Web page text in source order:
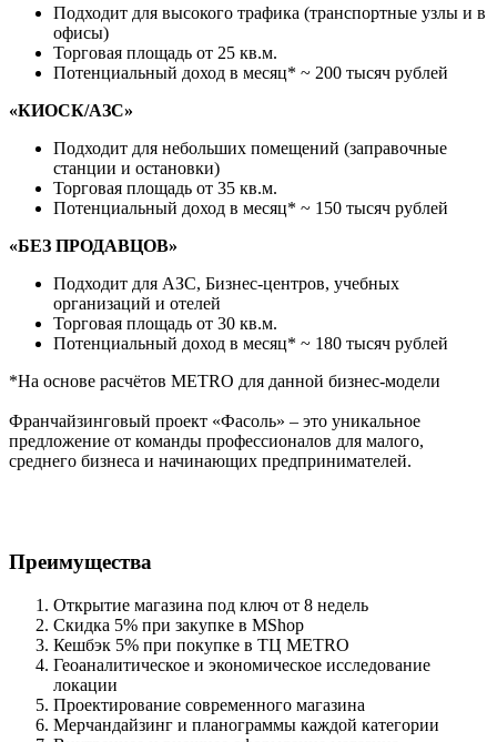
Подходит для высокого трафика (транспортные узлы и в
офисы)
Торговая площадь от 25 кв.м.
Потенциальный доход в месяц* ~ 200 тысяч рублей
«КИОСК/АЗС»
Подходит для небольших помещений (заправочные
станции и остановки)
Торговая площадь от 35 кв.м.
Потенциальный доход в месяц* ~ 150 тысяч рублей
«БЕЗ ПРОДАВЦОВ»
Подходит для АЗС, Бизнес-центров, учебных
организаций и отелей
Торговая площадь от 30 кв.м.
Потенциальный доход в месяц* ~ 180 тысяч рублей
*На основе расчётов METRO для данной бизнес-модели
Франчайзинговый проект «Фасоль» – это уникальное
предложение от команды профессионалов для малого,
среднего бизнеса и начинающих предпринимателей.
Преимущества
Открытие магазина под ключ от 8 недель
Скидка 5% при закупке в MShор
Кешбэк 5% при покупке в ТЦ METRO
Геоаналитическое и экономическое исследование
локации
Проектирование современного магазина
Мерчандайзинг и планограммы каждой категории